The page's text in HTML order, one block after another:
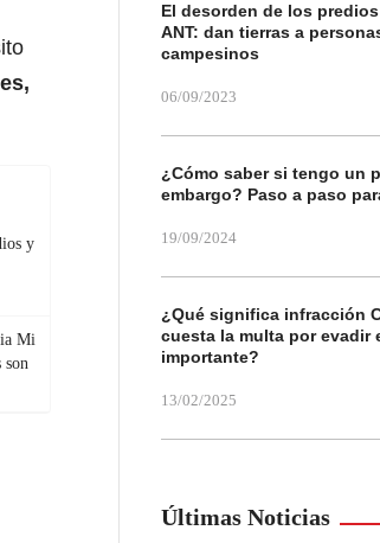
y
Mi
son
El desorden de los
ANT: dan tierras a
campesinos
06/09/2023
¿Cómo saber si tengo un
embargo? Paso a paso
19/09/2024
¿Qué significa infracción
cuesta la multa por evadir
importante?
13/02/2025
Últimas Noticias